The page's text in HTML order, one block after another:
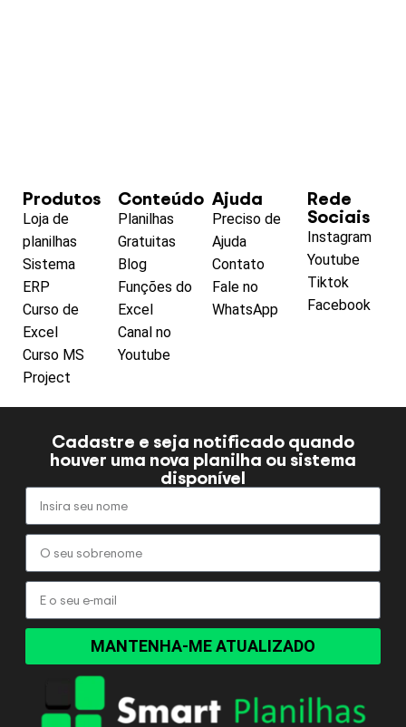
Produtos
Loja de
planilhas
Sistema
ERP
Curso de
Excel
Curso MS
Project
Conteúdo
Planilhas
Gratuitas
Blog
Funções do
Excel
Canal no
Youtube
Ajuda
Preciso de
Ajuda
Contato
Fale no
WhatsApp
Rede
Sociais
Instagram
Youtube
Tiktok
Facebook
Cadastre e seja notificado quando
houver uma nova planilha ou sistema
disponível
MANTENHA-ME ATUALIZADO